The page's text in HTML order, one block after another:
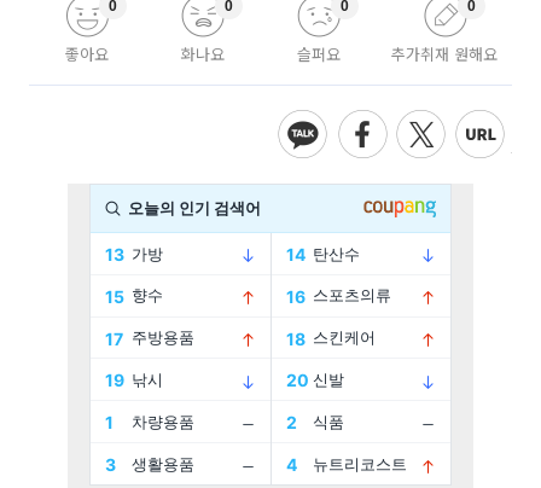
좋아요
0
화나요
0
슬퍼요
0
추가취재 원해요
0